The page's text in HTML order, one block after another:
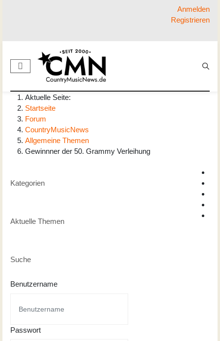
Anmelden
Registrieren
Aktuelle Seite:
Startseite
Forum
CountryMusicNews
Allgemeine Themen
Gewinnner der 50. Grammy Verleihung
Kategorien
Aktuelle Themen
Suche
Benutzername
Passwort